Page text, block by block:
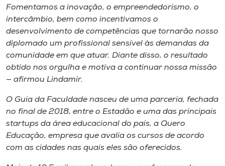
Fomentamos a inovação, o empreendedorismo, o
intercâmbio, bem como incentivamos o
desenvolvimento de competências que tornarão nosso
diplomado um profissional sensível às demandas da
comunidade em que atuar. Diante disso, o resultado
obtido nos orgulha e motiva a continuar nossa missão
— afirmou Lindamir.
O Guia da Faculdade nasceu de uma parceria, fechada
no final de 2018, entre o Estadão e uma das principais
startups da área educacional do país, a Quero
Educação, empresa que avalia os cursos de acordo
com as cidades nas quais eles são oferecidos.